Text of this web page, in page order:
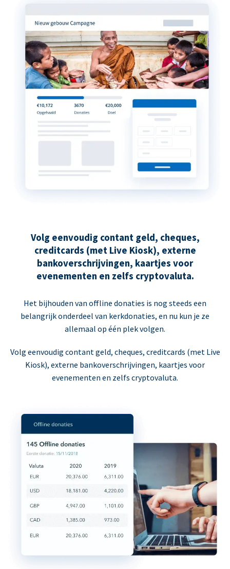
Volg eenvoudig contant geld, cheques,
creditcards (met Live Kiosk), externe
bankoverschrijvingen, kaartjes voor
evenementen en zelfs cryptovaluta.
Het bijhouden van offline donaties is nog steeds een
belangrijk onderdeel van kerkdonaties, en nu kun je ze
allemaal op één plek volgen.
Volg eenvoudig contant geld, cheques, creditcards (met Live
Kiosk), externe bankoverschrijvingen, kaartjes voor
evenementen en zelfs cryptovaluta.